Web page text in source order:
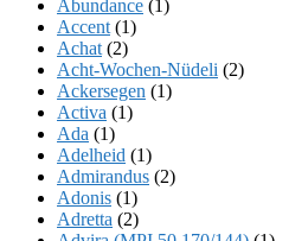
Abundance (1)
Accent (1)
Achat (2)
Acht-Wochen-Nüdeli (2)
Ackersegen (1)
Activa (1)
Ada (1)
Adelheid (1)
Admirandus (2)
Adonis (1)
Adretta (2)